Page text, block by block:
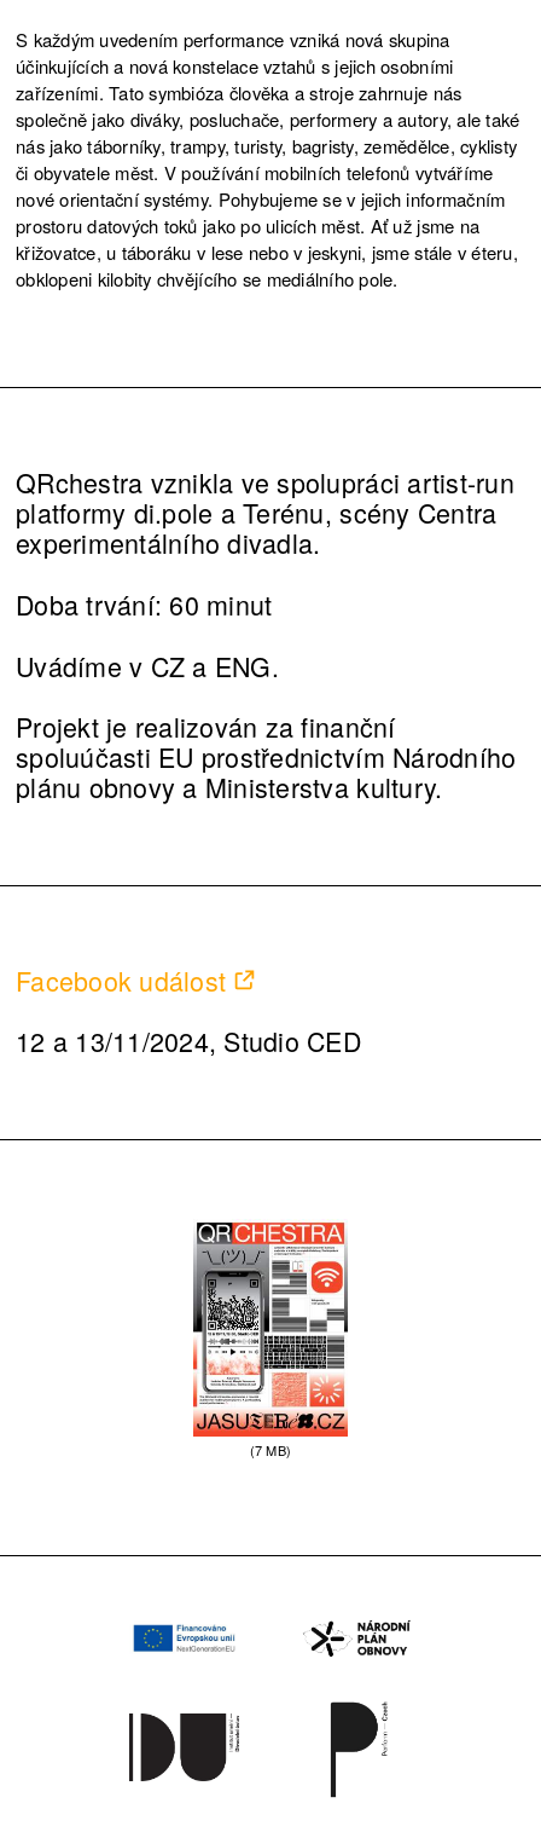
S každým uvedením performance vzniká nová skupina
účinkujících a nová konstelace vztahů s jejich osobními
zařízeními. Tato symbióza člověka a stroje zahrnuje nás
společně jako diváky, posluchače, performery a autory, ale také
nás jako táborníky, trampy, turisty, bagristy, zemědělce, cyklisty
či obyvatele měst. V používání mobilních telefonů vytváříme
nové orientační systémy. Pohybujeme se v jejich informačním
prostoru datových toků jako po ulicích měst. Ať už jsme na
křižovatce, u táboráku v lese nebo v jeskyni, jsme stále v éteru,
obklopeni kilobity chvějícího se mediálního pole.
QRchestra vznikla ve spolupráci artist-run
platformy di.pole a Terénu, scény Centra
experimentálního divadla.
Doba trvání: 60 minut
Uvádíme v CZ a ENG.
Projekt je realizován za finanční
spoluúčasti EU prostřednictvím Národního
plánu obnovy a Ministerstva kultury.
Facebook událost
12 a 13/11/2024, Studio CED
(7 MB)